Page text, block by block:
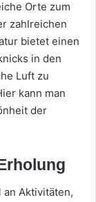
Orte zum
zahlreichen
bietet einen
in den
Luft zu
kann man
der
an Aktivitäten,